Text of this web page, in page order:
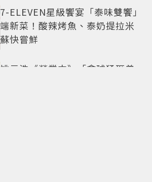
7-ELEVEN星級饗宴「泰味雙饗」
端新菜！酸辣烤魚、泰奶提拉米
蘇快嘗鮮
姚元浩《營業中》「拿球猛砸曾